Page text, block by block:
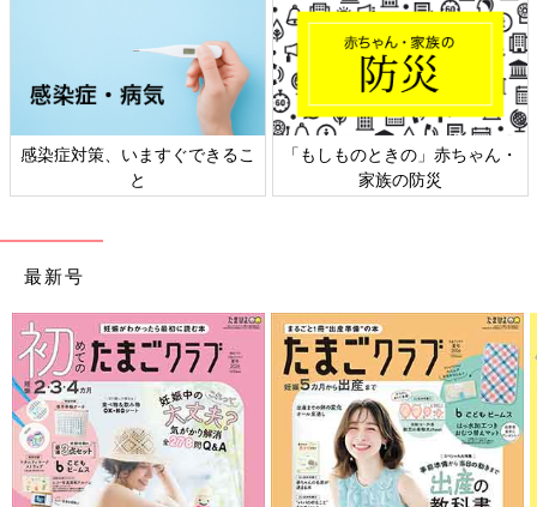
感染症対策、いますぐできるこ
と
「もしものときの」赤ちゃん・
家族の防災
最新号